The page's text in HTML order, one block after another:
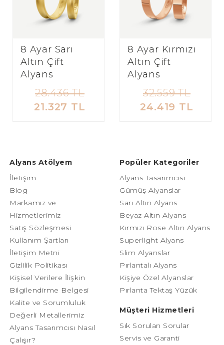
8 Ayar Sarı
Altın Çift
Alyans
28.436 TL
21.327 TL
8 Ayar Kırmızı
Altın Çift
Alyans
32.559 TL
24.419 TL
Alyans Atölyem
İletişim
Blog
Markamız ve
Hizmetlerimiz
Satış Sözleşmesi
Kullanım Şartları
İletişim Metni
Gizlilik Politikası
Kişisel Verilere İlişkin
Bilgilendirme Belgesi
Kalite ve Sorumluluk
Değerli Metallerimiz
Alyans Tasarımcısı Nasıl
Çalışır?
Popüler Kategoriler
Alyans Tasarımcısı
Gümüş Alyanslar
Sarı Altın Alyans
Beyaz Altın Alyans
Kırmızı Rose Altın Alyans
Superlight Alyans
Slim Alyanslar
Pırlantalı Alyans
Kişiye Özel Alyanslar
Pırlanta Tektaş Yüzük
Müşteri Hizmetleri
Sık Sorulan Sorular
Servis ve Garanti